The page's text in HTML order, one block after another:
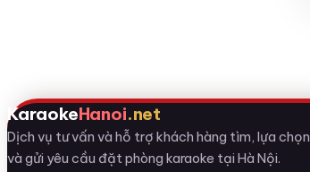
KaraokeHanoi.net
Dịch vụ tư vấn và hỗ trợ khách hàng tìm, lựa chọn
và gửi yêu cầu đặt phòng karaoke tại Hà Nội.